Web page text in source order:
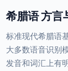
希腊语 方言
标准现代希腊语
大多数语音识别
发音和词汇上有